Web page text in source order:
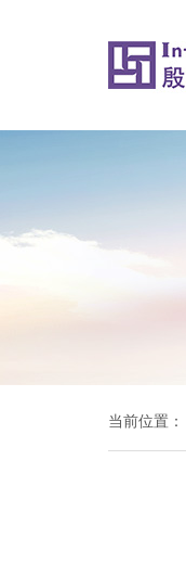
当前位置：